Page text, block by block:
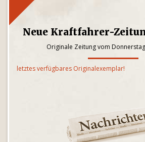
Neue Kraftfahrer-
Originale Zeitung vom
letztes verfügbares Originalexemplar!